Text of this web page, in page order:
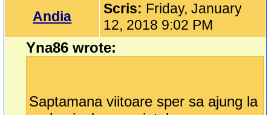
Andia Scris: Friday, January
12, 2018 9:02 PM
Yna86 wrote:
Saptamana viitoare sper sa ajung la